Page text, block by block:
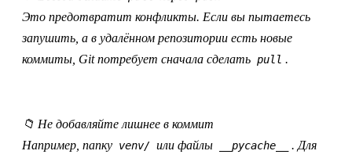
Это предотвратит конфликты. Если вы пытаетесь
запушить, а в удалённом репозитории есть новые
коммиты, Git потребует сначала сделать pull .
📁 Не добавляйте лишнее в коммит
Например, папку venv/ или файлы __pycache__
. Для